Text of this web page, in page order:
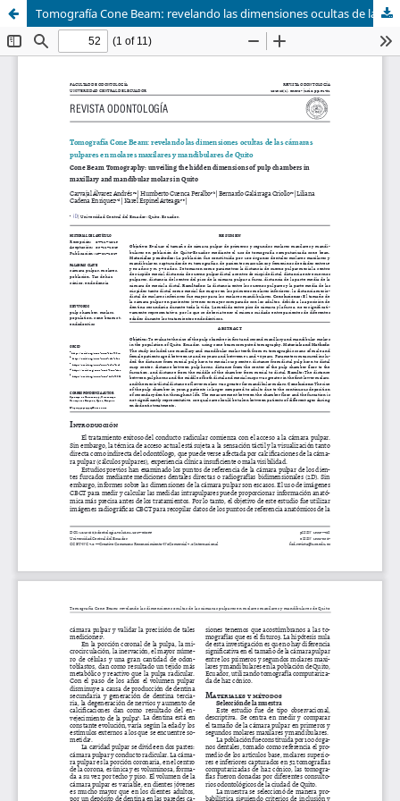
Tomografía Cone Beam: revelando las dimensiones ocultas de las cámaras pulpares en molares maxilares y mandibulares de Quito